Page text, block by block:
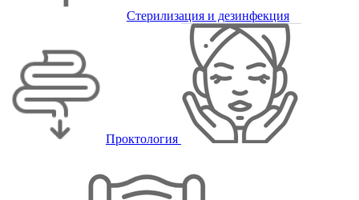
Стерилизация и дезинфекция
Проктология